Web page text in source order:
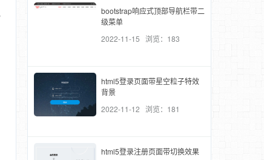
bootstrap响应式顶部导航栏带二
级菜单
2022-11-15 浏览：183
html5登录页面带星空粒子特效
背景
2022-11-12 浏览：181
html5登录注册页面带切换效果